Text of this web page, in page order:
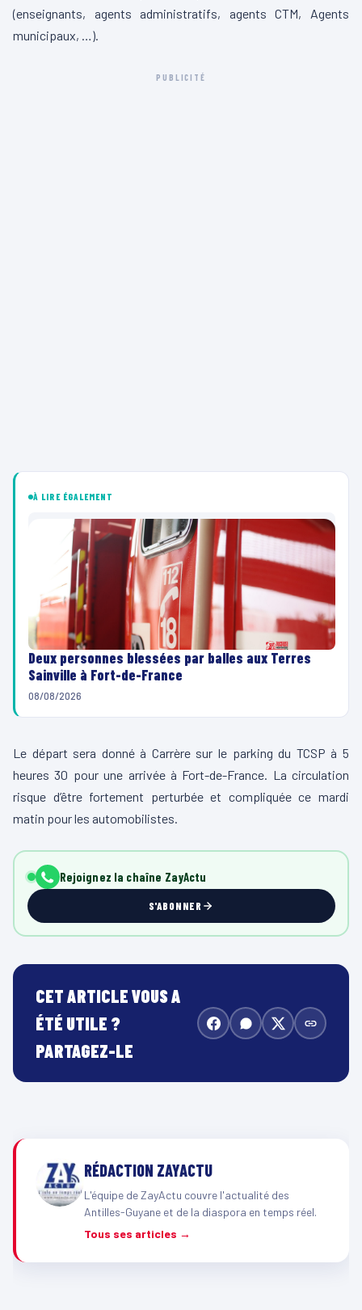
(enseignants, agents administratifs, agents CTM, Agents
municipaux, …).
PUBLICITÉ
À LIRE ÉGALEMENT
Deux personnes blessées par balles aux Terres
Sainville à Fort-de-France
08/08/2026
Le départ sera donné à Carrère sur le parking du TCSP à 5
heures 30 pour une arrivée à Fort-de-France. La circulation
risque d’être fortement perturbée et compliquée ce mardi
matin pour les automobilistes.
Rejoignez la chaîne ZayActu
S'ABONNER
CET ARTICLE VOUS A
ÉTÉ UTILE ?
PARTAGEZ-LE
RÉDACTION ZAYACTU
L'équipe de ZayActu couvre l'actualité des
Antilles-Guyane et de la diaspora en temps réel.
Tous ses articles →